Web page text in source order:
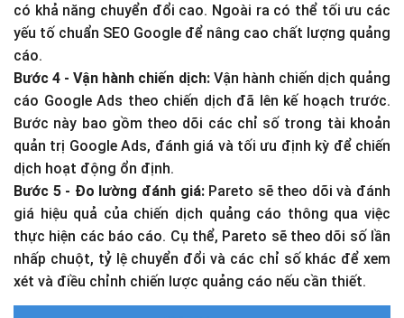
có khả năng chuyển đổi cao. Ngoài ra có thể tối ưu các
yếu tố chuẩn SEO Google để nâng cao chất lượng quảng
cáo.
Bước 4 - Vận hành chiến dịch: Vận hành chiến dịch quảng
cáo Google Ads theo chiến dịch đã lên kế hoạch trước.
Bước này bao gồm theo dõi các chỉ số trong tài khoản
quản trị Google Ads, đánh giá và tối ưu định kỳ để chiến
dịch hoạt động ổn định.
Bước 5 - Đo lường đánh giá:Pareto sẽ theo dõi và đánh
giá hiệu quả của chiến dịch quảng cáo thông qua việc
thực hiện các báo cáo. Cụ thể, Pareto sẽ theo dõi số lần
nhấp chuột, tỷ lệ chuyển đổi và các chỉ số khác để xem
xét và điều chỉnh chiến lược quảng cáo nếu cần thiết.